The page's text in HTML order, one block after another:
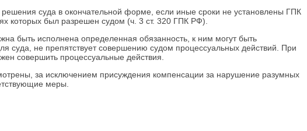
суда в окончательной форме, если иные сроки не установлены ГПК
которых был разрешен судом (ч. 3 ст. 320 ГПК РФ).
быть исполнена определенная обязанность, к ним могут быть
не препятствует совершению судом процессуальных действий. При
совершить процессуальные действия.
за исключением присуждения компенсации за нарушение разумных
меры.